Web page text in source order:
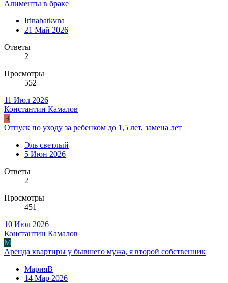
Алименты в браке
Irinabatkvna
21 Май 2026
Ответы
2
Просмотры
552
11 Июл 2026
Константин Камалов
Э
Отпуск по уходу за ребенком до 1,5 лет, замена лет
Эль светлый
5 Июн 2026
Ответы
2
Просмотры
451
10 Июл 2026
Константин Камалов
М
Аренда квартиры у бывшего мужа, я второй собственник
МарияВ
14 Мар 2026